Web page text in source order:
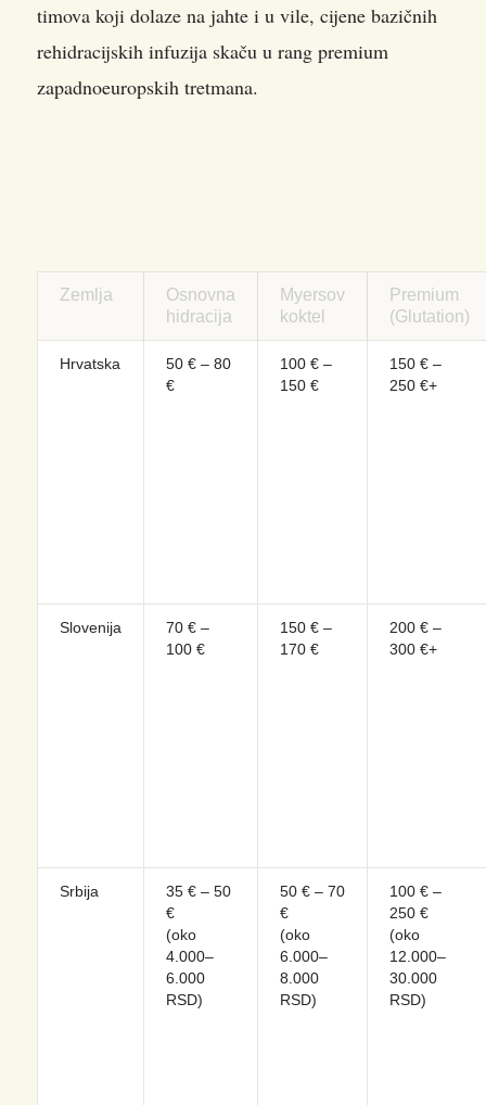
timova koji dolaze na jahte i u vile, cijene bazičnih
rehidracijskih infuzija skaču u rang premium
zapadnoeuropskih tretmana.
Zemlja
Osnovna
hidracija
Myersov
koktel
Premium
(Glutation)
Hrvatska
50 € – 80
€
100 € –
150 €
150 € –
250 €+
Slovenija
70 € –
100 €
150 € –
170 €
200 € –
300 €+
Srbija
35 € – 50
€
(oko
4.000–
6.000
RSD)
50 € – 70
€
(oko
6.000–
8.000
RSD)
100 € –
250 €
(oko
12.000–
30.000
RSD)